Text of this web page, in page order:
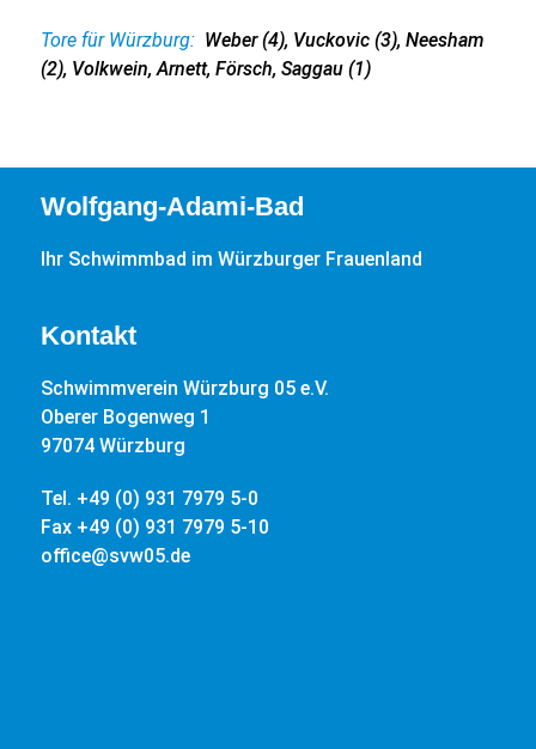
Tore für Würzburg:Weber (4), Vuckovic (3), Neesham
(2), Volkwein, Arnett, Försch, Saggau (1)
Wolfgang-Adami-Bad
Ihr Schwimmbad im Würzburger Frauenland
Kontakt
Schwimmverein Würzburg 05 e.V.
Oberer Bogenweg 1
97074 Würzburg
Tel. +49 (0) 931 7979 5-0
Fax +49 (0) 931 7979 5-10
office@svw05.de